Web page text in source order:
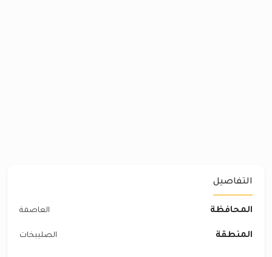
التفاصيل
المحافظة العاصمة
المنطقة الصليبخات